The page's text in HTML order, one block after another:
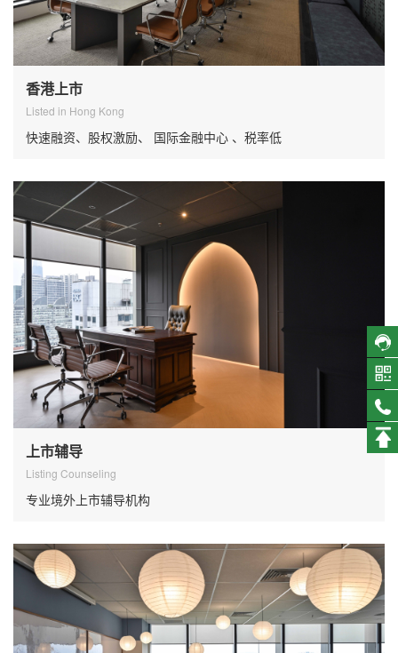
香港上市
Listed in Hong Kong
快速融资、股权激励、 国际金融中心 、税率低
上市辅导
Listing Counseling
专业境外上市辅导机构